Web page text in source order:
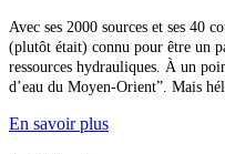
Avec ses 2000 sources et ses 40
(plutôt était) connu pour être un
ressources hydrauliques. À un
d’eau du Moyen-Orient”. Mais
En savoir plus